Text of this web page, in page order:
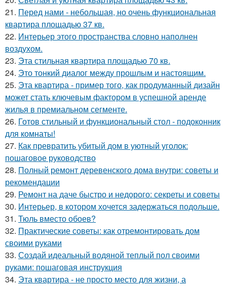
21. Перед нами - небольшая, но очень функциональная
квартира площадью 37 кв.
22. Интерьер этого пространства словно наполнен
воздухом.
23. Эта стильная квартира площадью 70 кв.
24. Это тонкий диалог между прошлым и настоящим.
25. Эта квартира - пример того, как продуманный дизайн
может стать ключевым фактором в успешной аренде
жилья в премиальном сегменте.
26. Готов стильный и функциональный стол - подоконник
для комнаты!
27. Как превратить убитый дом в уютный уголок:
пошаговое руководство
28. Полный ремонт деревенского дома внутри: советы и
рекомендации
29. Ремонт на даче быстро и недорого: секреты и советы
30. Интерьер, в котором хочется задержаться подольше.
31. Тюль вместо обоев?
32. Практические советы: как отремонтировать дом
своими руками
33. Создай идеальный водяной теплый пол своими
руками: пошаговая инструкция
34. Эта квартира - не просто место для жизни, а